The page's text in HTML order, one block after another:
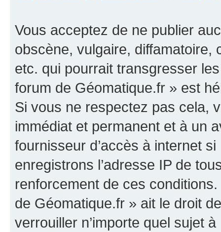
Vous acceptez de ne publier
obscène, vulgaire, diffamatoire,
etc. qui pourrait transgresser
forum de Géomatique.fr » est
Si vous ne respectez pas cela,
immédiat et permanent et à un
fournisseur d’accès à internet
enregistrons l’adresse IP de
renforcement de ces
de Géomatique.fr » ait le droit
verrouiller n’importe quel sujet